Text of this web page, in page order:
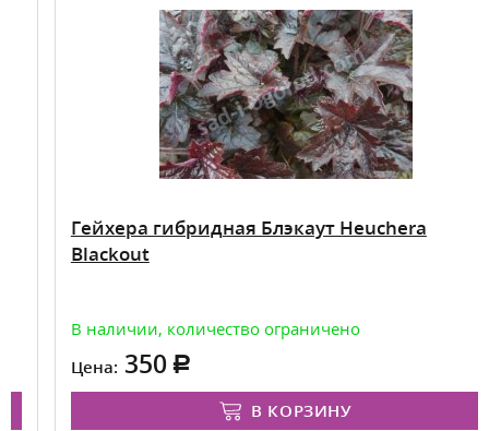
Гейхера гибридная Блэкаут Heuchera
Blackout
В наличии, количество ограничено
Цена: 350
В КОРЗИНУ